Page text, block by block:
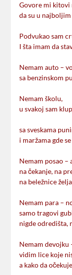
Govore mi kitovi
da su u
Podvukao sam
I šta imam da
Nemam auto –
sa benzinskom
Nemam školu,
u svakoj sam
sa sveskama
i maržama gde
Nemam posao –
na čekanje, na
na beležnice
Nemam para –
samo tragovi
nigde odredišta,
Nemam devojku
vidim lice koje
a kako da